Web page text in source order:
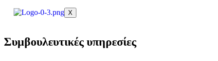
X
Συμβουλευτικές υπηρεσίες